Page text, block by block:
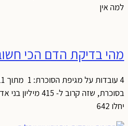
למה אין
מהי בדיקת הדם הכי
יחלו 642